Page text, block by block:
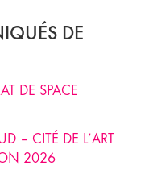
DE
DE SPACE
– CITÉ DE L’ART
2026